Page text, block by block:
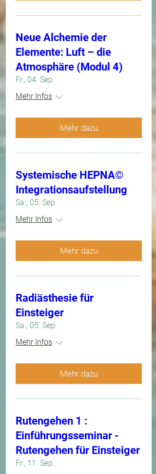
Neue Alchemie der
Elemente: Luft – die
Atmosphäre (Modul 4)
Fr., 04. Sep.
Mehr Infos
Mehr dazu
Systemische HEPNA©
Integrationsaufstellung
Sa., 05. Sep.
Mehr Infos
Mehr dazu
Radiästhesie für
Einsteiger
Sa., 05. Sep.
Mehr Infos
Mehr dazu
Rutengehen 1 :
Einführungsseminar -
Rutengehen für Einsteiger
Fr., 11. Sep.